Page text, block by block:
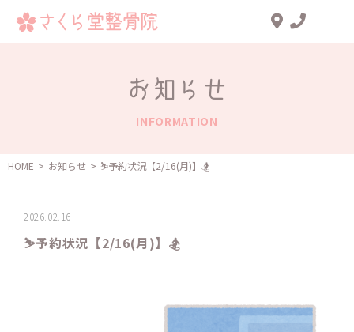
診療メニュー
スタッフ一覧
お知らせ
INFORMATION
HOME > お知らせ > ⛷️予約状況【2/16(月)】🏂
2026.02.16
⛷️予約状況【2/16(月)】🏂